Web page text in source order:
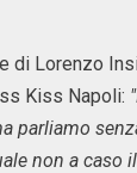
di Lorenzo
Kiss Napoli:
parliamo
non a caso